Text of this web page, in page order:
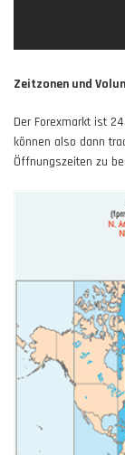
Zeitzonen und
Der Forexmarkt ist
können also dann
Öffnungszeiten zu